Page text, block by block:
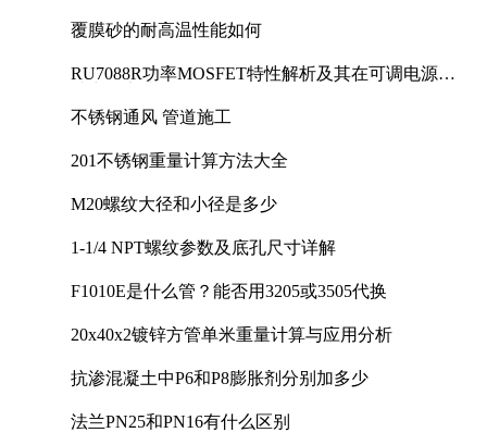
覆膜砂的耐高温性能如何
RU7088R功率MOSFET特性解析及其在可调电源设
不锈钢通风 管道施工
201不锈钢重量计算方法大全
M20螺纹大径和小径是多少
1-1/4 NPT螺纹参数及底孔尺寸详解
F1010E是什么管？能否用3205或3505代换
20x40x2镀锌方管单米重量计算与应用分析
抗渗混凝土中P6和P8膨胀剂分别加多少
法兰PN25和PN16有什么区别